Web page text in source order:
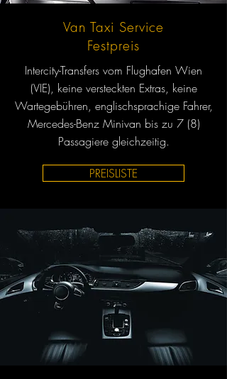
Van Taxi Service
Festpreis
Intercity-Transfers vom Flughafen Wien
(VIE), keine versteckten Extras, keine
Wartegebühren, englischsprachige Fahrer,
Mercedes-Benz Minivan bis zu 7 (8)
Passagiere gleichzeitig.
PREISLISTE